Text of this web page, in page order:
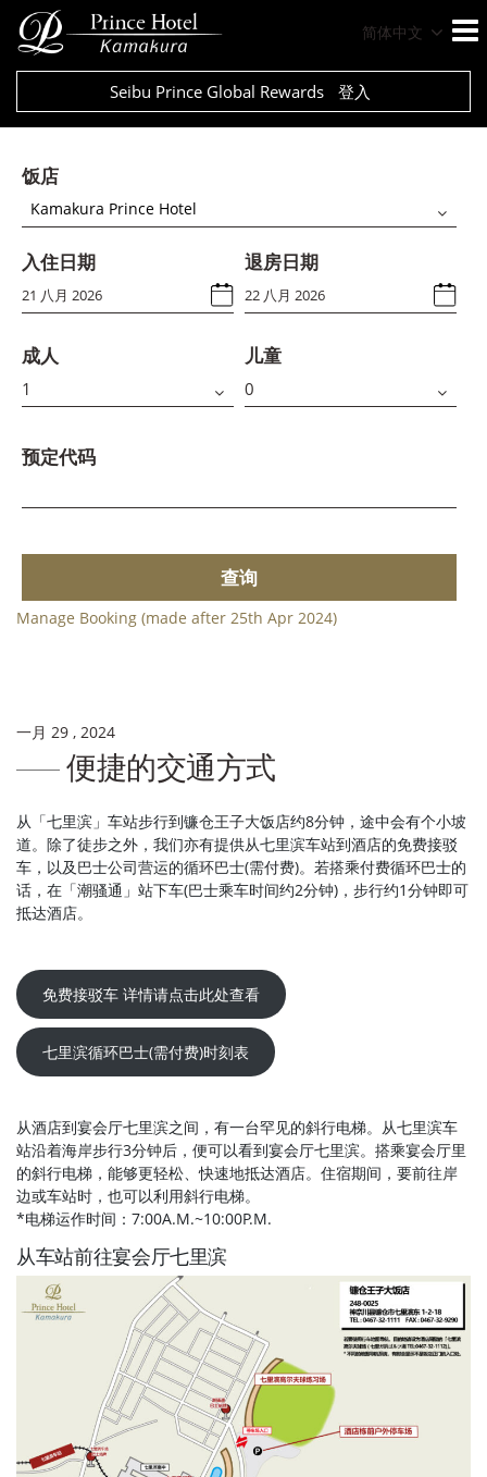
简体中文
Seibu Prince Global Rewards 登入
饭店
Kamakura Prince Hotel
入住日期 退房日期
成人 儿童
预定代码
查询
Manage Booking (made after 25th Apr 2024)
一月 29 , 2024
便捷的交通方式
从「七里滨」车站步行到镰仓王子大饭店约8分钟，途中会有个小坡
道。除了徒步之外，我们亦有提供从七里滨车站到酒店的免费接驳
车，以及巴士公司营运的循环巴士(需付费)。若搭乘付费循环巴士的
话，在「潮骚通」站下车(巴士乘车时间约2分钟)，步行约1分钟即可
抵达酒店。
免费接驳车 详情请点击此处查看
七里滨循环巴士(需付费)时刻表
从酒店到宴会厅七里滨之间，有一台罕见的斜行电梯。从七里滨车
站沿着海岸步行3分钟后，便可以看到宴会厅七里滨。搭乘宴会厅里
的斜行电梯，能够更轻松、快速地抵达酒店。住宿期间，要前往岸
边或车站时，也可以利用斜行电梯。
*电梯运作时间：7:00A.M.~10:00P.M.
从车站前往宴会厅七里滨